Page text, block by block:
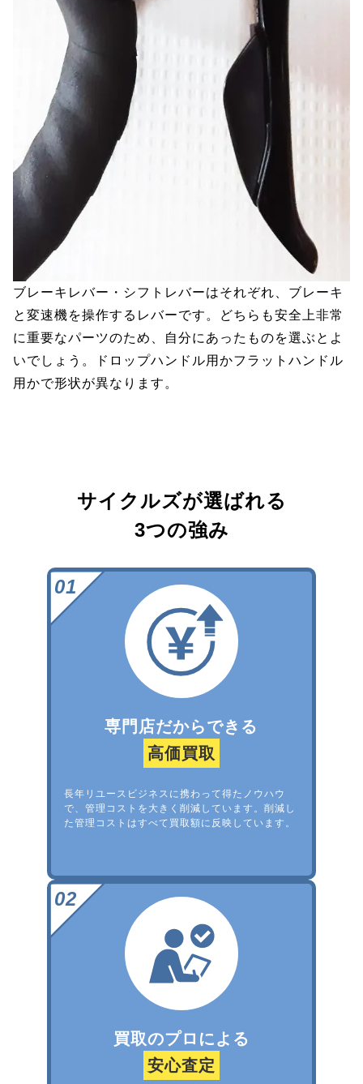
ブレーキレバー・シフトレバーはそれぞれ、ブレーキ
と変速機を操作するレバーです。どちらも安全上非常
に重要なパーツのため、自分にあったものを選ぶとよ
いでしょう。ドロップハンドル用かフラットハンドル
用かで形状が異なります。
サイクルズが選ばれる
3つの強み
専門店だからできる
高価買取
長年リユースビジネスに携わって得たノウハウ
で、管理コストを大きく削減しています。削減し
た管理コストはすべて買取額に反映しています。
買取のプロによる
安心査定